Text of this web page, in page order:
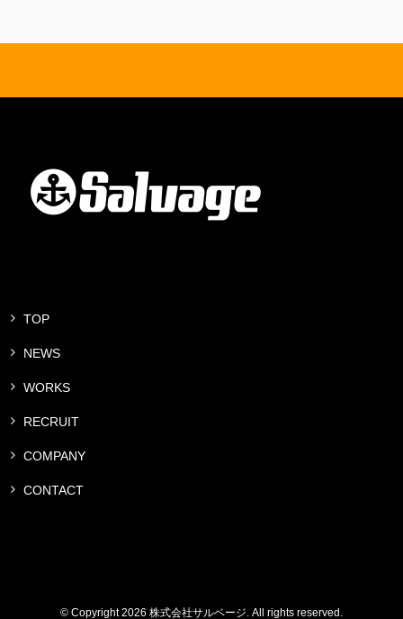
TOP
NEWS
WORKS
RECRUIT
COMPANY
CONTACT
© Copyright 2026 株式会社サルベージ. All rights reserved.